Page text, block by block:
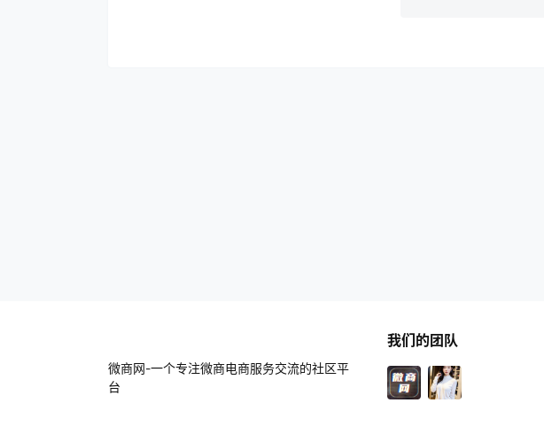
微商网-一个专注微商电商服务交流的社区平
台
我们的团队